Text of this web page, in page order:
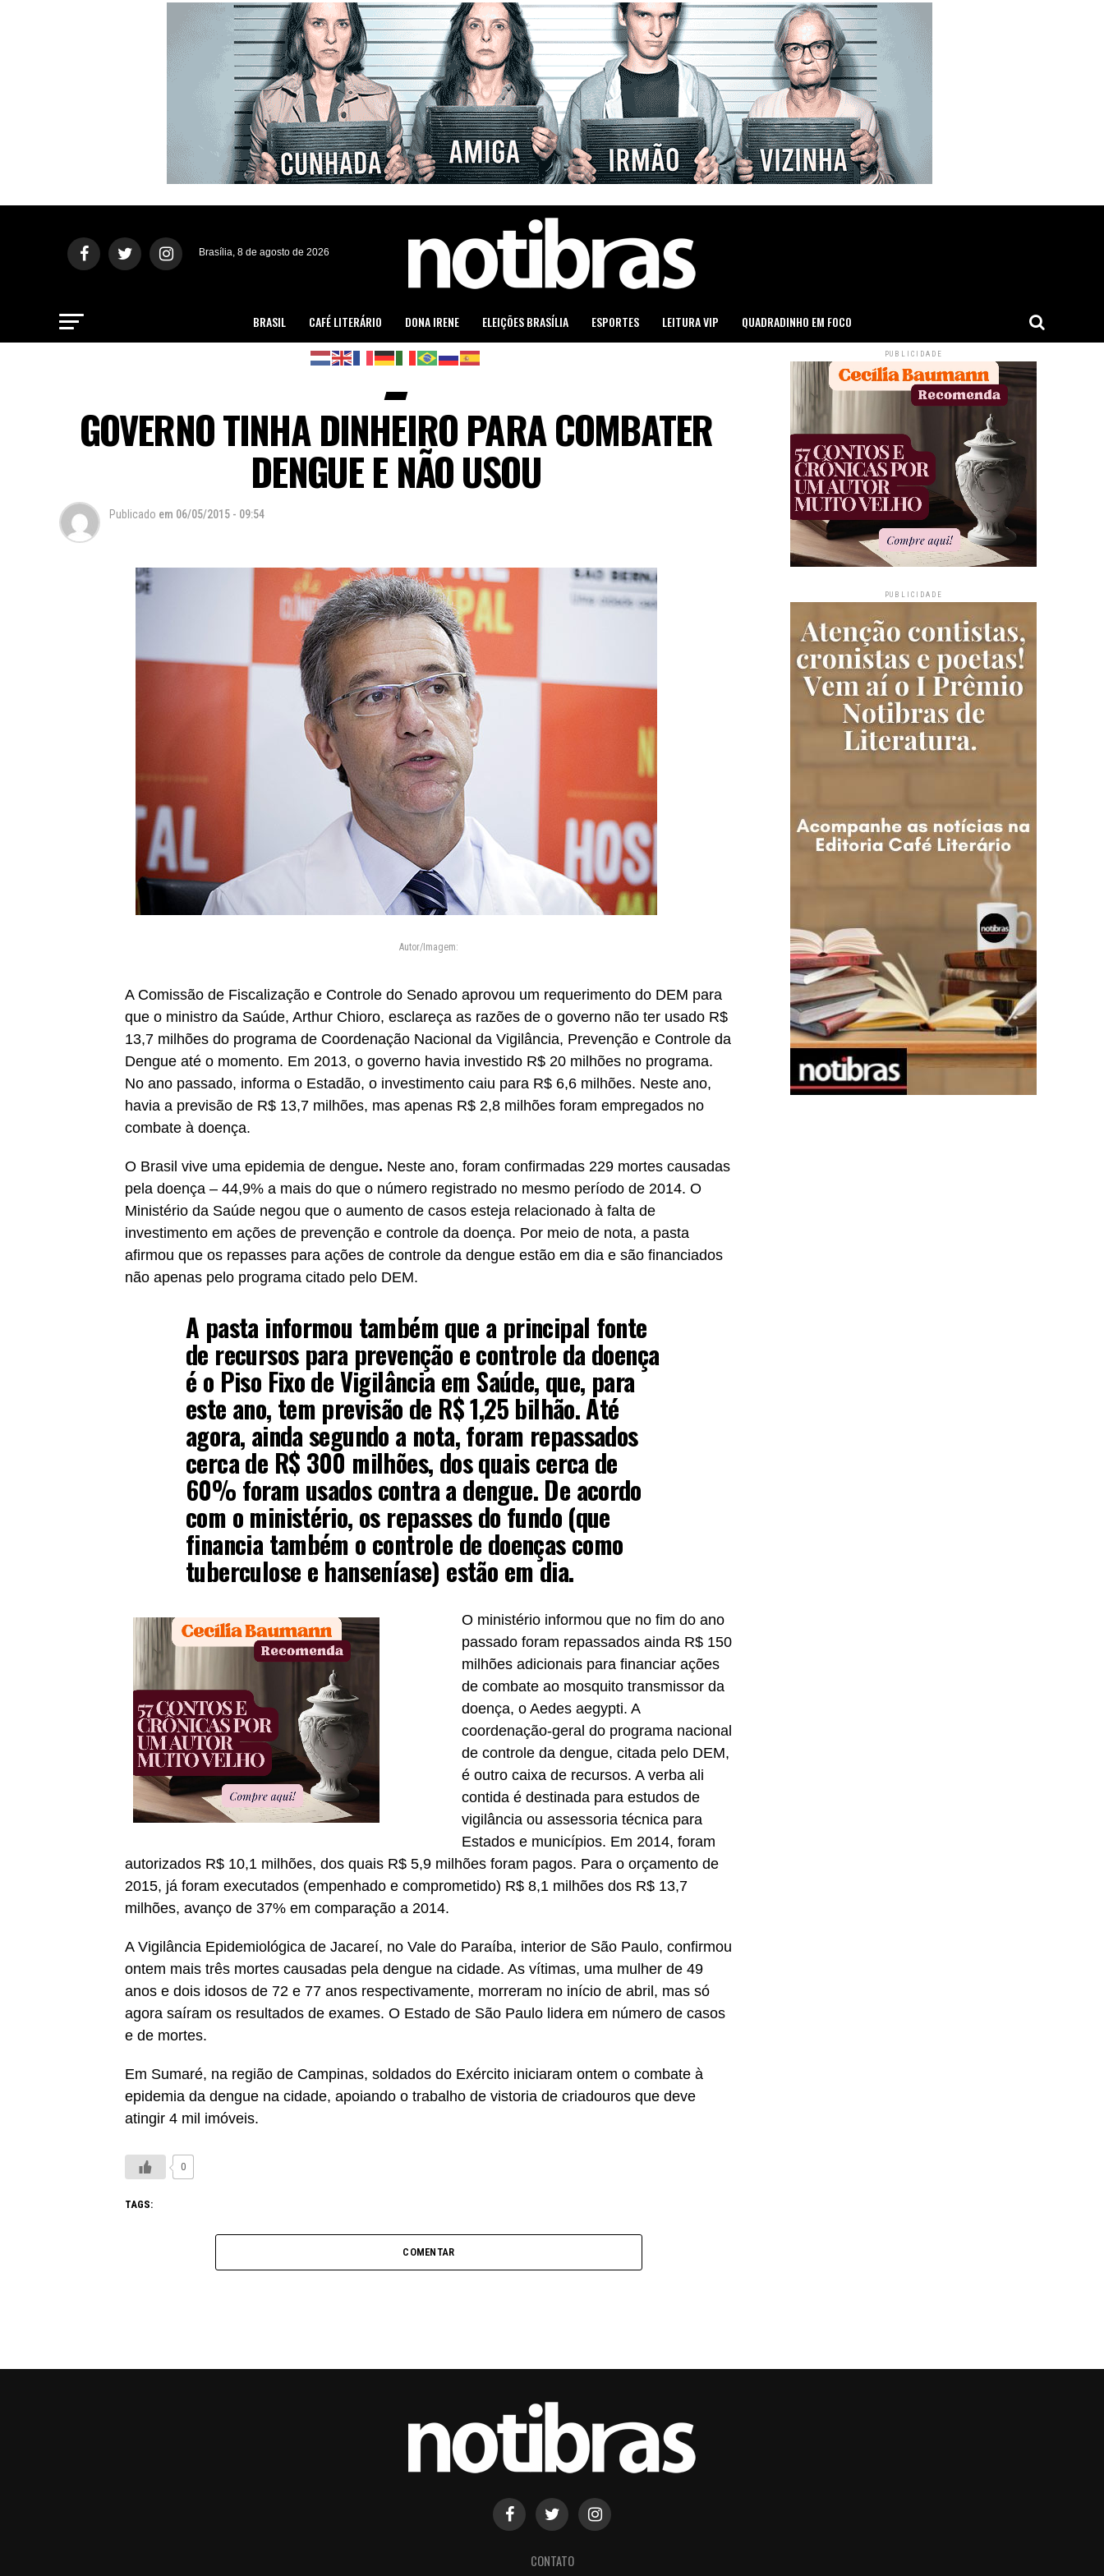
Brasília, 8 de agosto de 2026
BRASIL CAFÉ LITERÁRIO DONA IRENE ELEIÇÕES BRASÍLIA ESPORTES LEITURA VIP QUADRADINHO EM FOCO
GOVERNO TINHA DINHEIRO PARA COMBATER
DENGUE E NÃO USOU
Publicado em 06/05/2015 - 09:54
Autor/Imagem:
A Comissão de Fiscalização e Controle do Senado aprovou um requerimento do DEM para
que o ministro da Saúde, Arthur Chioro, esclareça as razões de o governo não ter usado R$
13,7 milhões do programa de Coordenação Nacional da Vigilância, Prevenção e Controle da
Dengue até o momento. Em 2013, o governo havia investido R$ 20 milhões no programa.
No ano passado, informa o Estadão, o investimento caiu para R$ 6,6 milhões. Neste ano,
havia a previsão de R$ 13,7 milhões, mas apenas R$ 2,8 milhões foram empregados no
combate à doença.
O Brasil vive uma epidemia de dengue. Neste ano, foram confirmadas 229 mortes causadas
pela doença – 44,9% a mais do que o número registrado no mesmo período de 2014. O
Ministério da Saúde negou que o aumento de casos esteja relacionado à falta de
investimento em ações de prevenção e controle da doença. Por meio de nota, a pasta
afirmou que os repasses para ações de controle da dengue estão em dia e são financiados
não apenas pelo programa citado pelo DEM.
A pasta informou também que a principal fonte
de recursos para prevenção e controle da doença
é o Piso Fixo de Vigilância em Saúde, que, para
este ano, tem previsão de R$ 1,25 bilhão. Até
agora, ainda segundo a nota, foram repassados
cerca de R$ 300 milhões, dos quais cerca de
60% foram usados contra a dengue. De acordo
com o ministério, os repasses do fundo (que
financia também o controle de doenças como
tuberculose e hanseníase) estão em dia.
O ministério informou que no fim do ano
passado foram repassados ainda R$ 150
milhões adicionais para financiar ações
de combate ao mosquito transmissor da
doença, o Aedes aegypti. A
coordenação-geral do programa nacional
de controle da dengue, citada pelo DEM,
é outro caixa de recursos. A verba ali
contida é destinada para estudos de
vigilância ou assessoria técnica para
Estados e municípios. Em 2014, foram
autorizados R$ 10,1 milhões, dos quais R$ 5,9 milhões foram pagos. Para o orçamento de
2015, já foram executados (empenhado e comprometido) R$ 8,1 milhões dos R$ 13,7
milhões, avanço de 37% em comparação a 2014.
A Vigilância Epidemiológica de Jacareí, no Vale do Paraíba, interior de São Paulo, confirmou
ontem mais três mortes causadas pela dengue na cidade. As vítimas, uma mulher de 49
anos e dois idosos de 72 e 77 anos respectivamente, morreram no início de abril, mas só
agora saíram os resultados de exames. O Estado de São Paulo lidera em número de casos
e de mortes.
Em Sumaré, na região de Campinas, soldados do Exército iniciaram ontem o combate à
epidemia da dengue na cidade, apoiando o trabalho de vistoria de criadouros que deve
atingir 4 mil imóveis.
0
TAGS:
COMENTAR
PUBLICIDADE
PUBLICIDADE
CONTATO